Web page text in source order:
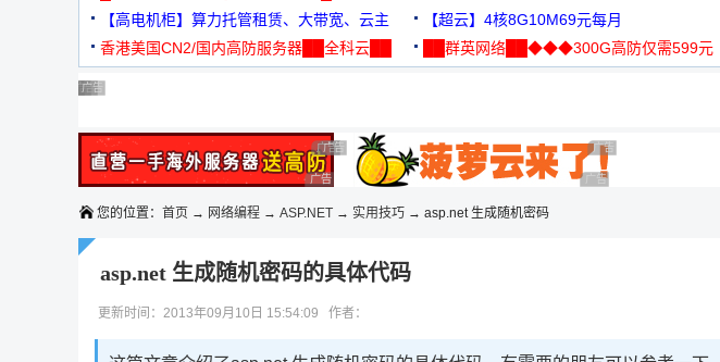
88元/月
【高电机柜】算力托管租赁、大带宽、云主
机
【超云】4核8G10M69元每月
香港美国CN2/国内高防服务器██全科云██
██群英网络██◆◆◆300G高防仅需599元
广告 商业广告，理性选择
广告 商业广告，理性选择
广告 商业广告，理性选择
广告 商业广告，理性选择
广告 商业广告，理性选择
广告 商业广告，理性选择
广告 商业广告，理性选择
广告 商业广告，理性选择
广告 商业广告，理性选择
广告 商业广告，理性选择
您的位置： 首页 → 网络编程 → ASP.NET → 实用技巧 → asp.net 生成随机密码
asp.net 生成随机密码的具体代码
更新时间：2013年09月10日 15:54:09 作者：